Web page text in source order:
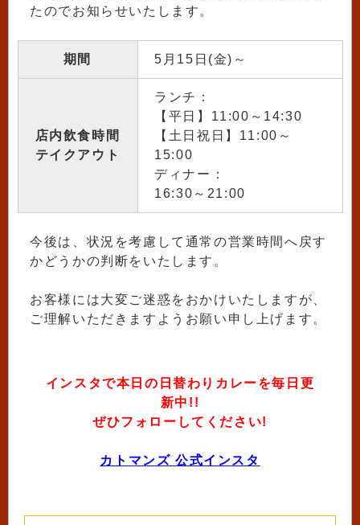
たのでお知らせいたします。
期間 5月15日(金)～
店内飲食時間
テイクアウト
ランチ：
【平日】11:00～14:30
【土日祝日】11:00～
15:00
ディナー：
16:30～21:00
今後は、状況を考慮して通常の営業時間へ戻す
かどうかの判断をいたします。
お客様には大変ご迷惑をおかけいたしますが、
ご理解いただきますようお願い申し上げます。
インスタで本日の日替わりカレーを毎日更
新中!!
ぜひフォローしてください!
カトマンズ 公式インスタ